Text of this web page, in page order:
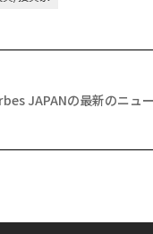
JAPANの最新のニュ